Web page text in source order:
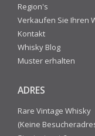
Region's
Verkaufen Sie Ihren
Kontakt
Whisky Blog
Muster erhalten
ADRES
Rare Vintage Whisky
(Keine